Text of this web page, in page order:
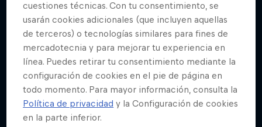
cuestiones técnicas. Con tu consentimiento, se
usarán cookies adicionales (que incluyen aquellas
de terceros) o tecnologías similares para fines de
mercadotecnia y para mejorar tu experiencia en
línea. Puedes retirar tu consentimiento mediante la
configuración de cookies en el pie de página en
todo momento. Para mayor información, consulta la
Política de privacidad y la Configuración de cookies
en la parte inferior.